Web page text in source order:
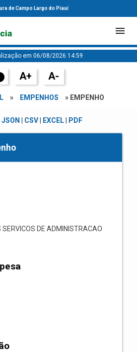
de Campo Largo do Piauí
em 06/08/2026 14:59
A+ A-
» EMPENHOS » EMPENHO
JSON CSV| EXCEL| PDF
DE ADMINISTRACAO